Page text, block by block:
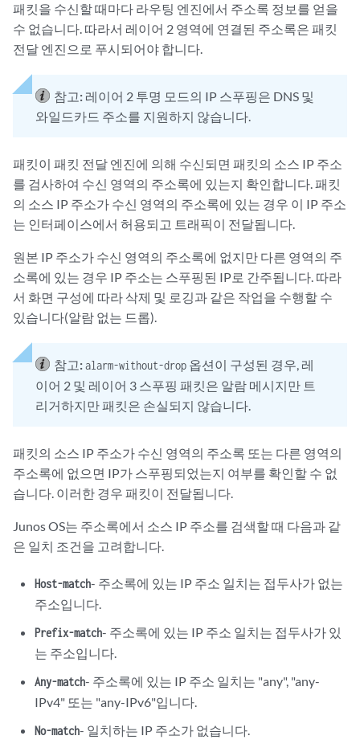
패킷을 수신할 때마다 라우팅 엔진에서 주소록 정보를 얻을
수 없습니다. 따라서 레이어 2 영역에 연결된 주소록은 패킷
전달 엔진으로 푸시되어야 합니다.
참고: 레이어 2 투명 모드의 IP 스푸핑은 DNS 및
와일드카드 주소를 지원하지 않습니다.
패킷이 패킷 전달 엔진에 의해 수신되면 패킷의 소스 IP 주소
를 검사하여 수신 영역의 주소록에 있는지 확인합니다. 패킷
의 소스 IP 주소가 수신 영역의 주소록에 있는 경우 이 IP 주소
는 인터페이스에서 허용되고 트래픽이 전달됩니다.
원본 IP 주소가 수신 영역의 주소록에 없지만 다른 영역의 주
소록에 있는 경우 IP 주소는 스푸핑된 IP로 간주됩니다. 따라
서 화면 구성에 따라 삭제 및 로깅과 같은 작업을 수행할 수
있습니다(알람 없는 드롭).
참고:alarm-without-drop 옵션이 구성된 경우, 레
이어 2 및 레이어 3 스푸핑 패킷은 알람 메시지만 트
리거하지만 패킷은 손실되지 않습니다.
패킷의 소스 IP 주소가 수신 영역의 주소록 또는 다른 영역의
주소록에 없으면 IP가 스푸핑되었는지 여부를 확인할 수 없
습니다. 이러한 경우 패킷이 전달됩니다.
Junos OS는 주소록에서 소스 IP 주소를 검색할 때 다음과 같
은 일치 조건을 고려합니다.
Host-match- 주소록에 있는 IP 주소 일치는 접두사가 없는
주소입니다.
Prefix-match- 주소록에 있는 IP 주소 일치는 접두사가 있
는 주소입니다.
Any-match- 주소록에 있는 IP 주소 일치는 "any", "any-
IPv4" 또는 "any-IPv6"입니다.
No-match- 일치하는 IP 주소가 없습니다.